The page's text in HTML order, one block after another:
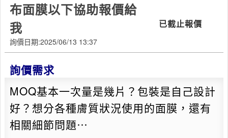
布面膜以下協助報價給
我
詢價日期:2025/06/13 13:37
已截止報價
詢價需求
MOQ基本一次量是幾片？包裝是自己設計
好？想分各種膚質狀況使用的面膜，還有
相關細節問題⋯